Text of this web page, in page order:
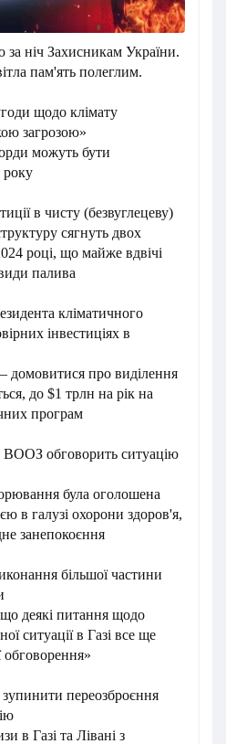
ніч Захисникам України.
пам'ять полеглим.
щодо клімату
загрозою»
можуть бути
року
в чисту (безвуглецеву)
сягнуть двох
році, що майже вдвічі
палива
кліматичного
інвестиціях в
домовитися про виділення
до $1 трлн на рік на
програм
ВООЗ обговорить ситуацію
була оголошена
в галузі охорони здоров'я,
занепокоєння
більшої частини
деякі питання щодо
ситуації в Газі все ще
обговорення»
зупинити переозброєння
в Газі та Лівані з